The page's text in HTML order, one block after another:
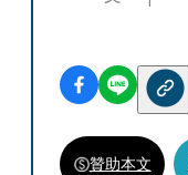
贊助本文